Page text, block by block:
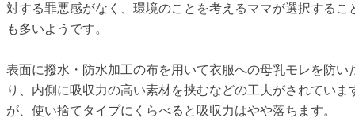
対する罪悪感がなく、環境のことを考えるママが選択するこ
も多いようです。
表面に撥水・防水加工の布を用いて衣服への母乳モレを防い
り、内側に吸収力の高い素材を挟むなどの工夫がされていま
が、使い捨てタイプにくらべると吸収力はやや落ちます。